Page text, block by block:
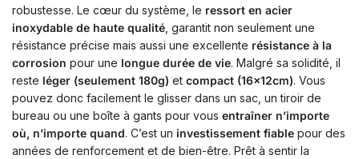
robustesse. Le cœur du système, le ressort en acier
inoxydable de haute qualité , garantit non seulement une
résistance précise mais aussi une excellente résistance à la
corrosion pour une longue durée de vie. Malgré sa solidité, il
reste léger (seulement 180g) et compact (16x12cm). Vous
pouvez donc facilement le glisser dans un sac, un tiroir de
bureau ou une boîte à gants pour vous entraîner n’importe
où, n’importe quand. C’est un investissement fiable pour des
années de renforcement et de bien-être. Prêt à sentir la